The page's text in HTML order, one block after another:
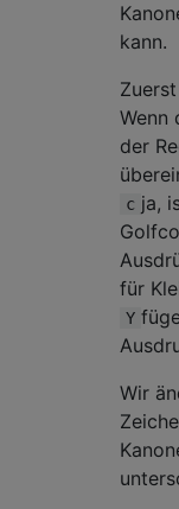
kann.
Wenn
der
c ja,
für
Y
Wir